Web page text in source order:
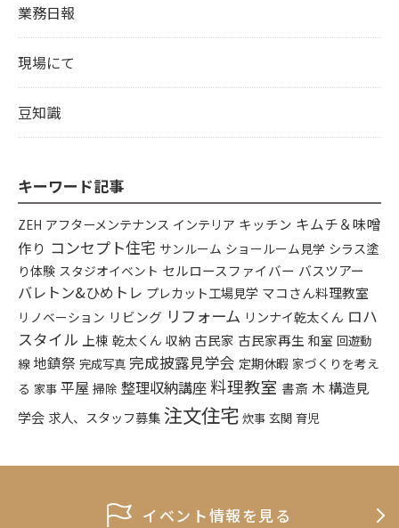
業務日報
現場にて
豆知識
キーワード記事
ZEH アフターメンテナンス インテリア キッチン キムチ＆味噌
作り コンセプト住宅 サンルーム ショールーム見学 シラス塗
り体験 スタジオイベント セルロースファイバー バスツアー
バレトン&ひめトレ プレカット工場見学 マコさん料理教室
リノベーション リビング リフォーム リンナイ乾太くん ロハ
スタイル 上棟 乾太くん 収納 古民家 古民家再生 和室 回遊動
線 地鎮祭 完成写真 完成披露見学会 定期休暇 家づくりを考え
る 家事 平屋 掃除 整理収納講座料理教室 書斎 木構造見
学会 求人、スタッフ募集注文住宅 炊事 玄関 育児
イベント情報を見る